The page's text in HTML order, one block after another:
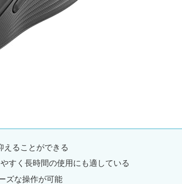
えることができる
すく長時間の使用にも適している
ズな操作が可能